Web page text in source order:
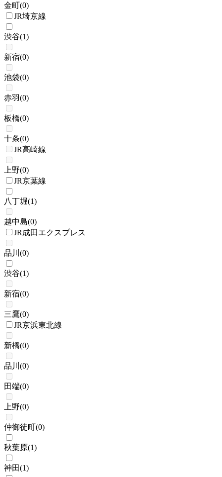
金町(0)
JR埼京線
渋谷(1)
新宿(0)
池袋(0)
赤羽(0)
板橋(0)
十条(0)
JR高崎線
上野(0)
JR京葉線
八丁堀(1)
越中島(0)
JR成田エクスプレス
品川 (0)
渋谷(1)
新宿(0)
三鷹(0)
JR京浜東北線
新橋(0)
品川 (0)
田端(0)
上野(0)
仲御徒町(0)
秋葉原(1)
神田(1)